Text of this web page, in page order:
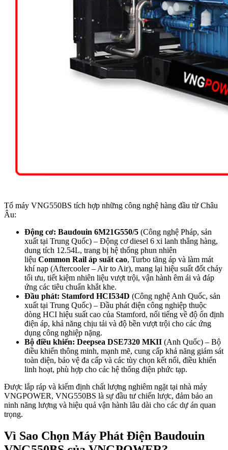
Tổ máy VNG550BS tích hợp những công nghệ hàng đầu từ Châu
Âu:
Động cơ: Baudouin 6M21G550/5 (Công nghệ Pháp, sản
xuất tại Trung Quốc) – Động cơ diesel 6 xi lanh thẳng hàng,
dung tích 12.54L, trang bị hệ thống phun nhiên
liệu Common Rail áp suất cao, Turbo tăng áp và làm mát
khí nạp (Aftercooler – Air to Air), mang lại hiệu suất đốt cháy
tối ưu, tiết kiệm nhiên liệu vượt trội, vận hành êm ái và đáp
ứng các tiêu chuẩn khắt khe.
Đầu phát: Stamford HCI534D (Công nghệ Anh Quốc, sản
xuất tại Trung Quốc) – Đầu phát điện công nghiệp thuộc
dòng HCI hiệu suất cao của Stamford, nổi tiếng về độ ổn định
điện áp, khả năng chịu tải và độ bền vượt trội cho các ứng
dụng công nghiệp nặng.
Bộ điều khiển: Deepsea DSE7320 MKII (Anh Quốc) – Bộ
điều khiển thông minh, mạnh mẽ, cung cấp khả năng giám sát
toàn diện, bảo vệ đa cấp và các tùy chọn kết nối, điều khiển
linh hoạt, phù hợp cho các hệ thống điện phức tạp.
Được lắp ráp và kiểm định chất lượng nghiêm ngặt tại nhà máy
VNGPOWER, VNG550BS là sự đầu tư chiến lược, đảm bảo an
ninh năng lượng và hiệu quả vận hành lâu dài cho các dự án quan
trọng.
Vì Sao Chọn Máy Phát Điện Baudouin